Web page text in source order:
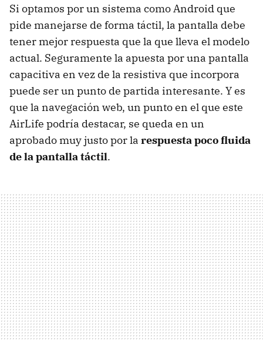
Si optamos por un sistema como Android que
pide manejarse de forma táctil, la pantalla debe
tener mejor respuesta que la que lleva el modelo
actual. Seguramente la apuesta por una pantalla
capacitiva en vez de la resistiva que incorpora
puede ser un punto de partida interesante. Y es
que la navegación web, un punto en el que este
AirLife podría destacar, se queda en un
aprobado muy justo por la respuesta poco fluida
de la pantalla táctil.